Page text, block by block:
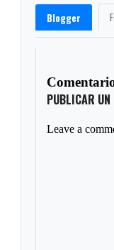
Blogger
PUBLICAR
Leave a